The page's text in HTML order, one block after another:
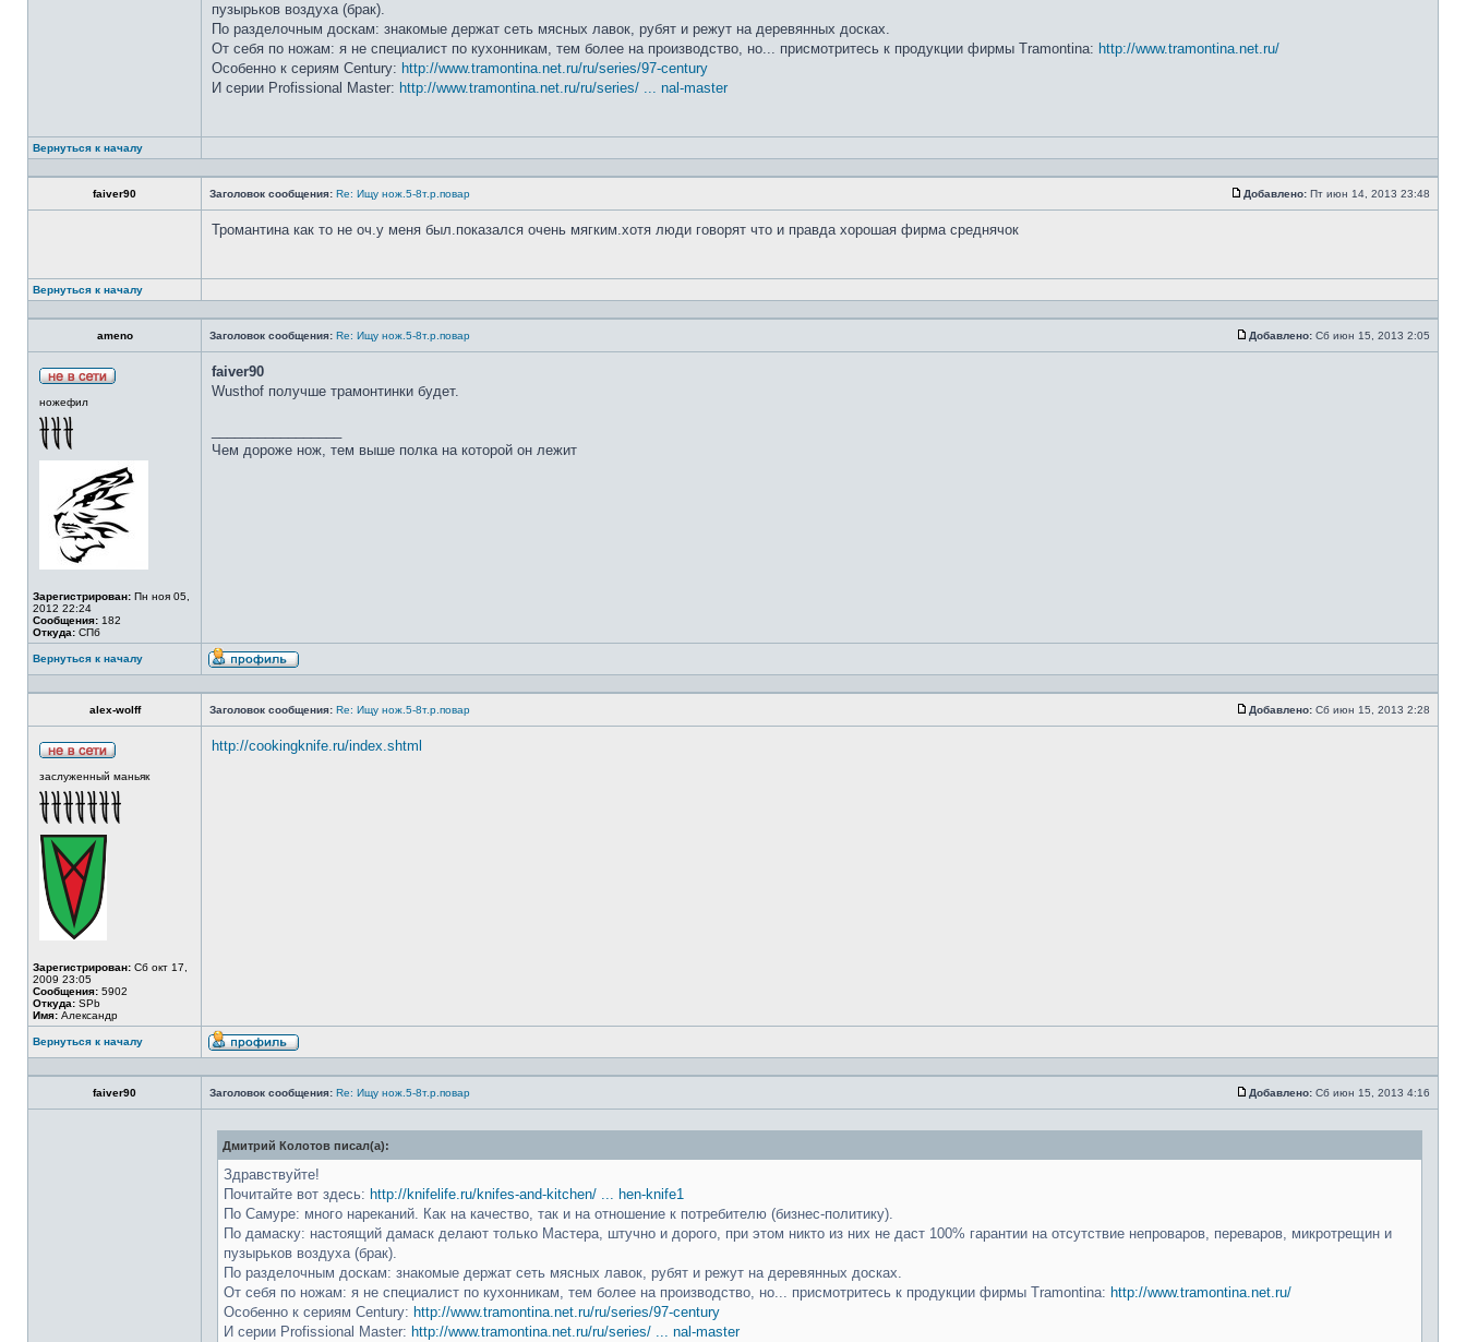
пузырьков воздуха (брак).
По разделочным доскам: знакомые держат сеть мясных лавок, рубят и режут на деревянных досках.
От себя по ножам: я не специалист по кухонникам, тем более на производство, но... присмотритесь к продукции фирмы Tramontina: http://www.tramontina.net.ru/
Особенно к сериям Century: http://www.tramontina.net.ru/ru/series/97-century
И серии Profissional Master: http://www.tramontina.net.ru/ru/series/ ... nal-master
Вернуться к началу
faiver90 Заголовок сообщения: Re: Ищу нож.5-8т.р.повар Добавлено: Пт июн 14, 2013 23:48
Тромантина как то не оч.у меня был.показался очень мягким.хотя люди говорят что и правда хорошая фирма среднячок
Вернуться к началу
ameno Заголовок сообщения: Re: Ищу нож.5-8т.р.повар Добавлено: Сб июн 15, 2013 2:05
ножефил
Зарегистрирован: Пн ноя 05,
2012 22:24
Сообщения: 182
Откуда: СПб
faiver90
Wusthof получше трамонтинки будет.
Чем дороже нож, тем выше полка на которой он лежит
Вернуться к началу
alex-wolff Заголовок сообщения: Re: Ищу нож.5-8т.р.повар Добавлено: Сб июн 15, 2013 2:28
заслуженный маньяк
Зарегистрирован: Сб окт 17,
2009 23:05
Сообщения: 5902
Откуда: SPb
Имя: Александр
http://cookingknife.ru/index.shtml
Вернуться к началу
faiver90 Заголовок сообщения: Re: Ищу нож.5-8т.р.повар Добавлено: Сб июн 15, 2013 4:16
Дмитрий Колотов писал(а):
Здравствуйте!
Почитайте вот здесь: http://knifelife.ru/knifes-and-kitchen/ ... hen-knife1
По Самуре: много нареканий. Как на качество, так и на отношение к потребителю (бизнес-политику).
По дамаску: настоящий дамаск делают только Мастера, штучно и дорого, при этом никто из них не даст 100% гарантии на отсутствие непроваров, переваров, микротрещин и
пузырьков воздуха (брак).
По разделочным доскам: знакомые держат сеть мясных лавок, рубят и режут на деревянных досках.
От себя по ножам: я не специалист по кухонникам, тем более на производство, но... присмотритесь к продукции фирмы Tramontina: http://www.tramontina.net.ru/
Особенно к сериям Century: http://www.tramontina.net.ru/ru/series/97-century
И серии Profissional Master: http://www.tramontina.net.ru/ru/series/ ... nal-master